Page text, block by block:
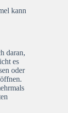
kann
daran,
es
oder